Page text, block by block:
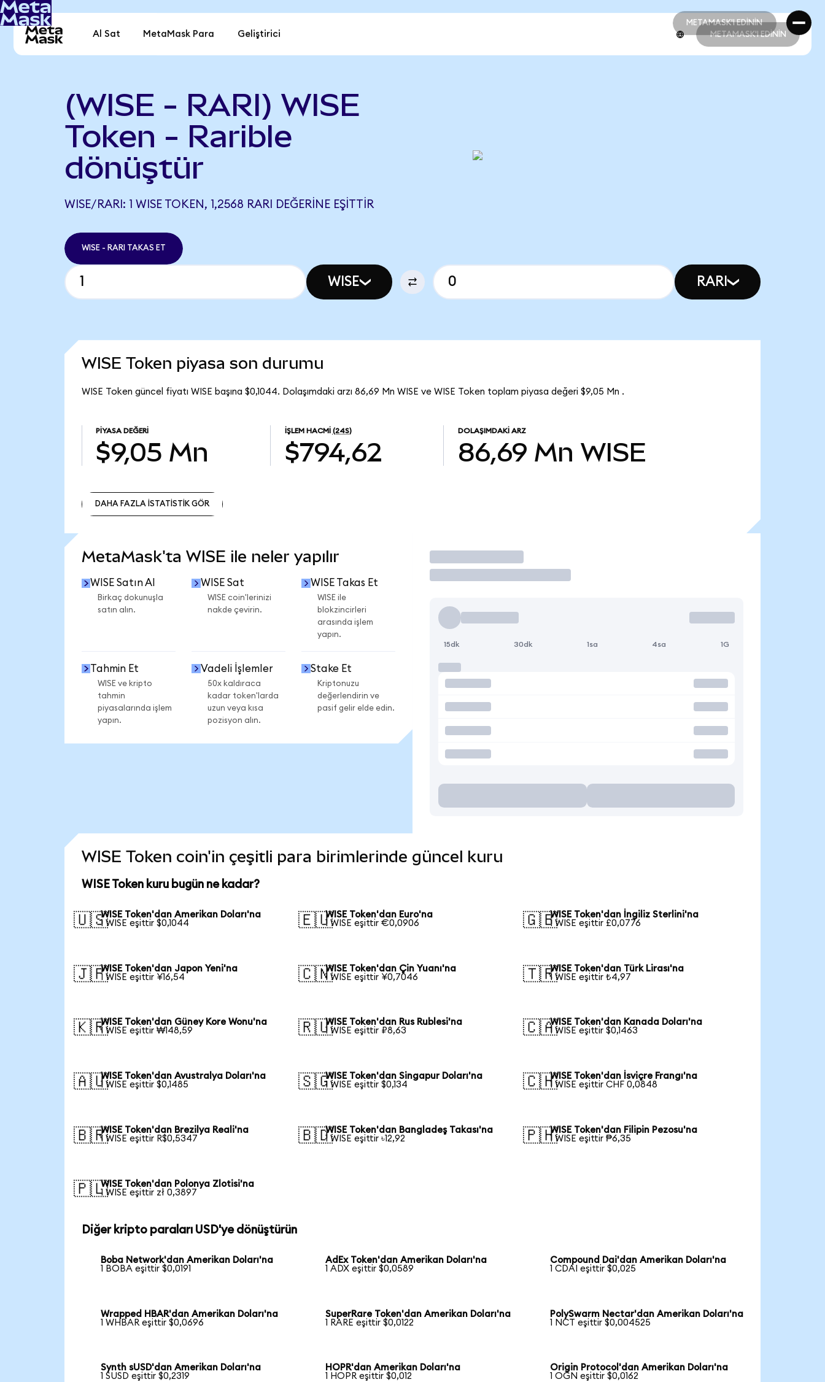
METAMASK'I EDİNİN
METAMASK'I EDİNİN
Al Sat MetaMask Para Geliştirici METAMASK'I EDİNİN
(WISE - RARI) WISE
Token - Rarible
dönüştür
WISE/RARI: 1 WISE TOKEN, 1,2568 RARI DEĞERINE EŞITTIR
WISE - RARI TAKAS ET
WISE RARI
WISE Token piyasa son durumu
WISE Token güncel fiyatı WISE başına $0,1044. Dolaşımdaki arzı 86,69 Mn WISE ve WISE Token toplam piyasa değeri $9,05 Mn .
PIYASA DEĞERI
$9,05 Mn
İŞLEM HACMI (24S)
$794,62
DOLAŞIMDAKI ARZ
86,69 Mn WISE
DAHA FAZLA İSTATİSTİK GÖR
MetaMask'ta WISE ile neler yapılır
WISE Satın Al
Birkaç dokunuşla
satın alın.
WISE Sat
WISE coin'lerinizi
nakde çevirin.
WISE Takas Et
WISE ile
blokzincirleri
arasında işlem
yapın.
Tahmin Et
WISE ve kripto
tahmin
piyasalarında işlem
yapın.
Vadeli İşlemler
50x kaldıraca
kadar token'larda
uzun veya kısa
pozisyon alın.
Stake Et
Kriptonuzu
değerlendirin ve
pasif gelir elde edin.
İşlem Yap
15dk 30dk 1sa 4sa 1G
WISE Token coin'in çeşitli para birimlerinde güncel kuru
WISE Token kuru bugün ne kadar?
🇺🇸WISE Token'dan Amerikan Doları'na
1 WISE eşittir $0,1044
🇪🇺WISE Token'dan Euro'na
1 WISE eşittir €0,0906
🇬🇧WISE Token'dan İngiliz Sterlini'na
1 WISE eşittir £0,0776
🇯🇵WISE Token'dan Japon Yeni'na
1 WISE eşittir ¥16,54
🇨🇳WISE Token'dan Çin Yuanı'na
1 WISE eşittir ¥0,7046
🇹🇷WISE Token'dan Türk Lirası'na
1 WISE eşittir ₺4,97
🇰🇷WISE Token'dan Güney Kore Wonu'na
1 WISE eşittir ₩148,59
🇷🇺WISE Token'dan Rus Rublesi'na
1 WISE eşittir ₽8,63
🇨🇦WISE Token'dan Kanada Doları'na
1 WISE eşittir $0,1463
🇦🇺WISE Token'dan Avustralya Doları'na
1 WISE eşittir $0,1485
🇸🇬WISE Token'dan Singapur Doları'na
1 WISE eşittir $0,134
🇨🇭WISE Token'dan İsviçre Frangı'na
1 WISE eşittir CHF 0,0848
🇧🇷WISE Token'dan Brezilya Reali'na
1 WISE eşittir R$0,5347
🇧🇩WISE Token'dan Bangladeş Takası'na
1 WISE eşittir ৳12,92
🇵🇭WISE Token'dan Filipin Pezosu'na
1 WISE eşittir ₱6,35
🇵🇱WISE Token'dan Polonya Zlotisi'na
1 WISE eşittir zł 0,3897
Diğer kripto paraları USD'ye dönüştürün
Boba Network'dan Amerikan Doları'na
1 BOBA eşittir $0,0191
AdEx Token'dan Amerikan Doları'na
1 ADX eşittir $0,0589
Compound Dai'dan Amerikan Doları'na
1 CDAI eşittir $0,025
Wrapped HBAR'dan Amerikan Doları'na
1 WHBAR eşittir $0,0696
SuperRare Token'dan Amerikan Doları'na
1 RARE eşittir $0,0122
PolySwarm Nectar'dan Amerikan Doları'na
1 NCT eşittir $0,004525
Synth sUSD'dan Amerikan Doları'na
1 SUSD eşittir $0,2319
HOPR'dan Amerikan Doları'na
1 HOPR eşittir $0,012
Origin Protocol'dan Amerikan Doları'na
1 OGN eşittir $0,0162